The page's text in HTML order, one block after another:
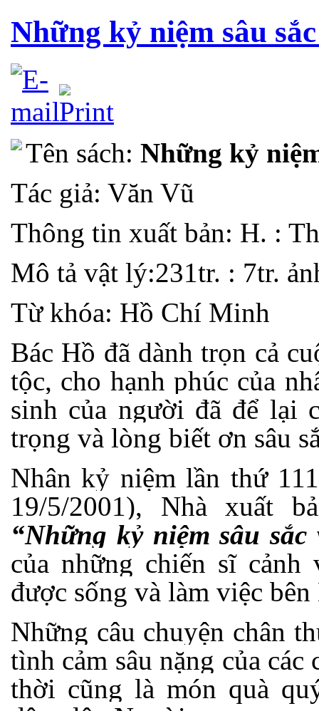
Những kỷ niệm sâu
Tên sách: Những kỷ
Tác giả: Văn Vũ
Thông tin xuất bản: H. :
Mô tả vật lý:231tr. : 7tr.
Từ khóa: Hồ Chí Minh
Bác Hồ đã dành trọn cả
tộc, cho hạnh phúc của
sinh của người đã để lại
trọng và lòng biết ơn sâu
Nhân kỷ niệm lần thứ
19/5/2001), Nhà xuất
“Những kỷ niệm sâu
của những chiến sĩ
được sống và làm việc bên
Những câu chuyện chân
tình cảm sâu nặng của
thời cũng là món quà